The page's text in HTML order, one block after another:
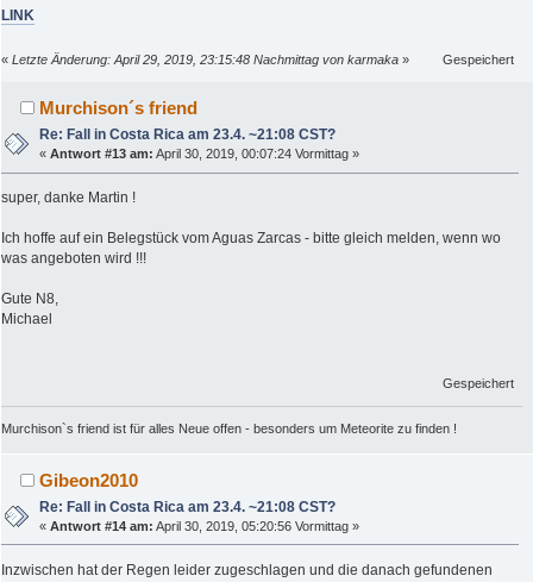
LINK
« Letzte Änderung: April 29, 2019, 23:15:48 Nachmittag von karmaka » Gespeichert
Murchison´s friend
Re: Fall in Costa Rica am 23.4. ~21:08 CST?
«Antwort #13 am: April 30, 2019, 00:07:24 Vormittag »
super, danke Martin !
Ich hoffe auf ein Belegstück vom Aguas Zarcas - bitte gleich melden, wenn wo
was angeboten wird !!!
Gute N8,
Michael
Gespeichert
Murchison`s friend ist für alles Neue offen - besonders um Meteorite zu finden !
Gibeon2010
Re: Fall in Costa Rica am 23.4. ~21:08 CST?
«Antwort #14 am: April 30, 2019, 05:20:56 Vormittag »
Inzwischen hat der Regen leider zugeschlagen und die danach gefundenen